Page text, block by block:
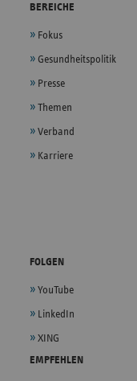
BEREICHE
Fokus
Gesundheitspolitik
Presse
Themen
Verband
Karriere
FOLGEN
YouTube
LinkedIn
XING
EMPFEHLEN